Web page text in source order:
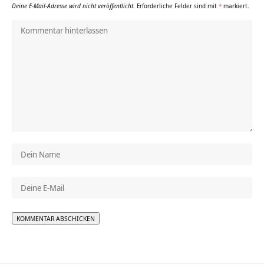
Deine E-Mail-Adresse wird nicht veröffentlicht. Erforderliche Felder sind mit * markiert.